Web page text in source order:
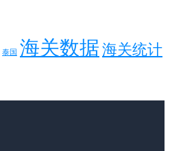
泰国 海关数据 海关统计